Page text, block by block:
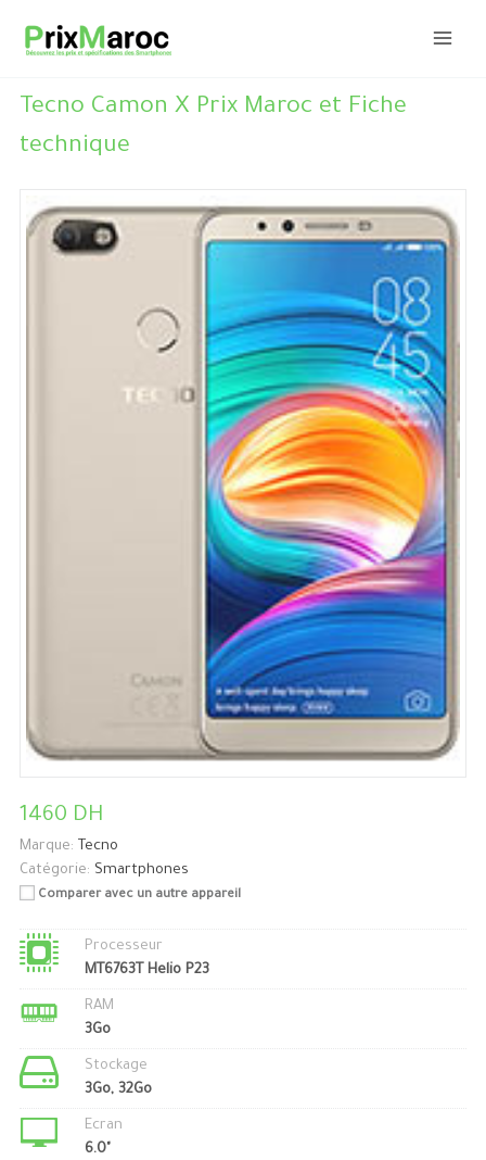
Tecno Camon X Prix Maroc et Fiche
technique
1460 DH
Marque: Tecno
Catégorie: Smartphones
Comparer avec un autre appareil
Processeur
MT6763T Helio P23
RAM
3Go
Stockage
3Go, 32Go
Ecran
6.0"